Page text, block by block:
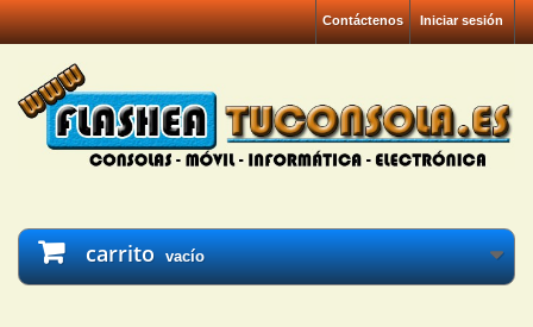
Iniciar sesión
Contáctenos
carrito vacío